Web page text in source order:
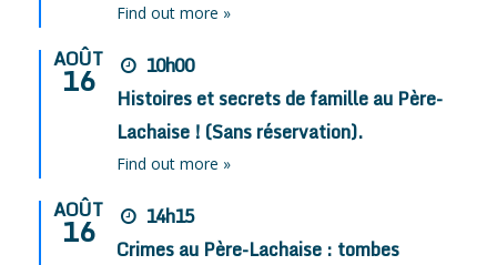
Find out more »
AOÛT
16
10h00
Histoires et secrets de famille au Père-
Lachaise ! (Sans réservation).
Find out more »
AOÛT
16
14h15
Crimes au Père-Lachaise : tombes